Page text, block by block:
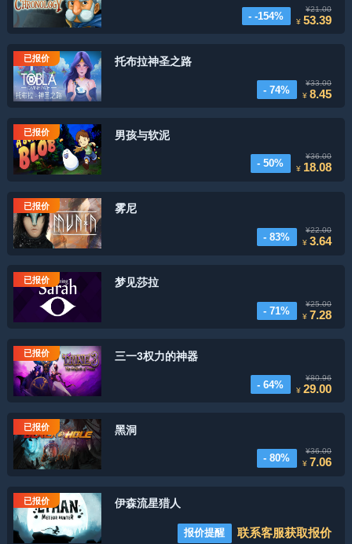
- -154%
¥21.00
¥53.39
已报价 托布拉神圣之路
- 74%
¥33.00
¥8.45
已报价 男孩与软泥
- 50%
¥36.00
¥ 18.08
已报价 雾尼
- 83%
¥22.00
¥3.64
已报价 梦见莎拉
- 71%
¥25.00
¥ 7.28
已报价 三一3权力的神器
- 64%
¥80.96
¥29.00
已报价 黑洞
- 80%
¥36.00
¥ 7.06
已报价 伊森流星猎人
报价提醒 联系客服获取报价